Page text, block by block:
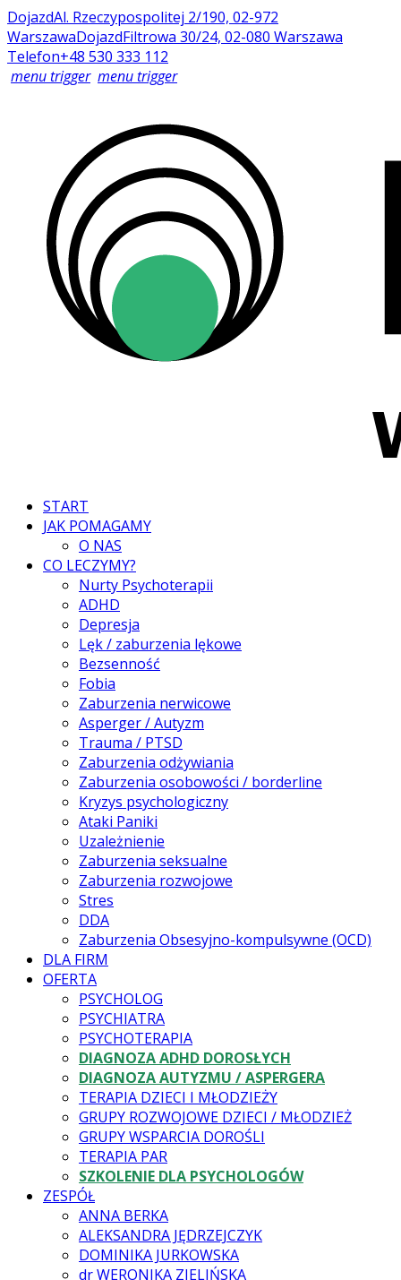
DojazdAl. Rzeczypospolitej 2/190, 02-972
WarszawaDojazdFiltrowa 30/24, 02-080 Warszawa
Telefon+48 530 333 112
menu trigger menu trigger
START
JAK POMAGAMY
O NAS
CO LECZYMY?
Nurty Psychoterapii
ADHD
Depresja
Lęk / zaburzenia lękowe
Bezsenność
Fobia
Zaburzenia nerwicowe
Asperger / Autyzm
Trauma / PTSD
Zaburzenia odżywiania
Zaburzenia osobowości / borderline
Kryzys psychologiczny
Ataki Paniki
Uzależnienie
Zaburzenia seksualne
Zaburzenia rozwojowe
Stres
DDA
Zaburzenia Obsesyjno-kompulsywne (OCD)
DLA FIRM
OFERTA
PSYCHOLOG
PSYCHIATRA
PSYCHOTERAPIA
DIAGNOZA ADHD DOROSŁYCH
DIAGNOZA AUTYZMU / ASPERGERA
TERAPIA DZIECI I MŁODZIEŻY
GRUPY ROZWOJOWE DZIECI / MŁODZIEŻ
GRUPY WSPARCIA DOROŚLI
TERAPIA PAR
SZKOLENIE DLA PSYCHOLOGÓW
ZESPÓŁ
ANNA BERKA
ALEKSANDRA JĘDRZEJCZYK
DOMINIKA JURKOWSKA
dr WERONIKA ZIELIŃSKA